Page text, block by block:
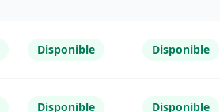
Disponible Disponible
Disponible Disponible